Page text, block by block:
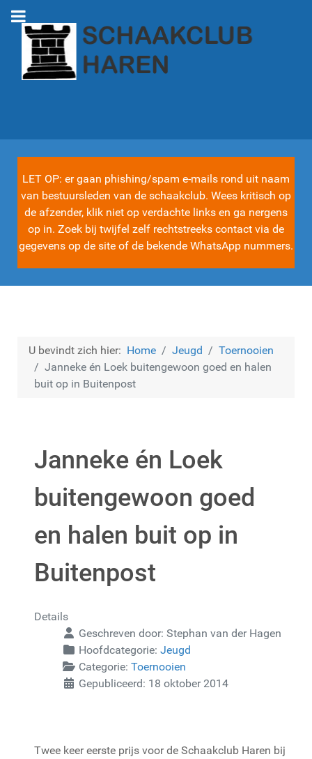
LET OP: er gaan phishing/spam e-mails rond uit naam
van bestuursleden van de schaakclub. Wees kritisch op
de afzender, klik niet op verdachte links en ga nergens
op in. Zoek bij twijfel zelf rechtstreeks contact via de
gegevens op de site of de bekende WhatsApp nummers.
U bevindt zich hier: Home Jeugd
Toernooien
Janneke én Loek buitengewoon goed en halen
buit op in Buitenpost
Janneke én Loek
buitengewoon goed
en halen buit op in
Buitenpost
Details
Geschreven door: Stephan van der Hagen
Hoofdcategorie: Jeugd
Categorie: Toernooien
Gepubliceerd: 18 oktober 2014
Twee keer eerste prijs voor de Schaakclub Haren bij